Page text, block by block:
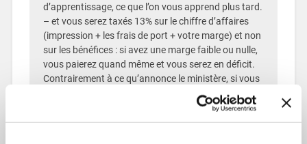
d’apprentissage, ce que l’on vous apprend plus tard.
– et vous serez taxés 13% sur le chiffre d’affaires
(impression + les frais de port + votre marge) et non
sur les bénéfices : si avez une marge faible ou nulle,
vous paierez quand même et vous serez en déficit.
Contrairement à ce qu’annonce le ministère, si vous
ne gagnez rien, vous payez quand même.
RÉPONDRE